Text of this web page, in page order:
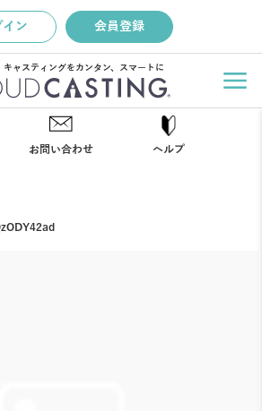
イン 会員登録
キャスティングをカンタン、スマートに
お問い合わせ ヘルプ